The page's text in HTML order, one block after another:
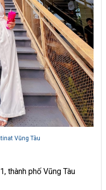
Vũng Tàu
thành phố Vũng Tàu